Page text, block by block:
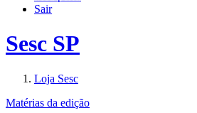
Sair
Sesc SP
Loja Sesc
Matérias da edição